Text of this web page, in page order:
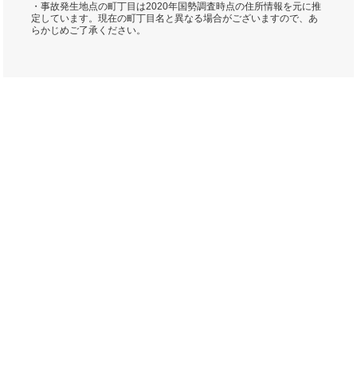
・事故発生地点の町丁目は2020年国勢調査時点の住所情報を元に推
定しています。現在の町丁目名と異なる場合がございますので、あ
らかじめご了承ください。